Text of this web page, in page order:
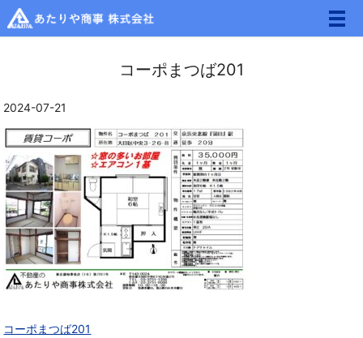
メ
コーポまつば201
2024-07-21
コーポまつば201